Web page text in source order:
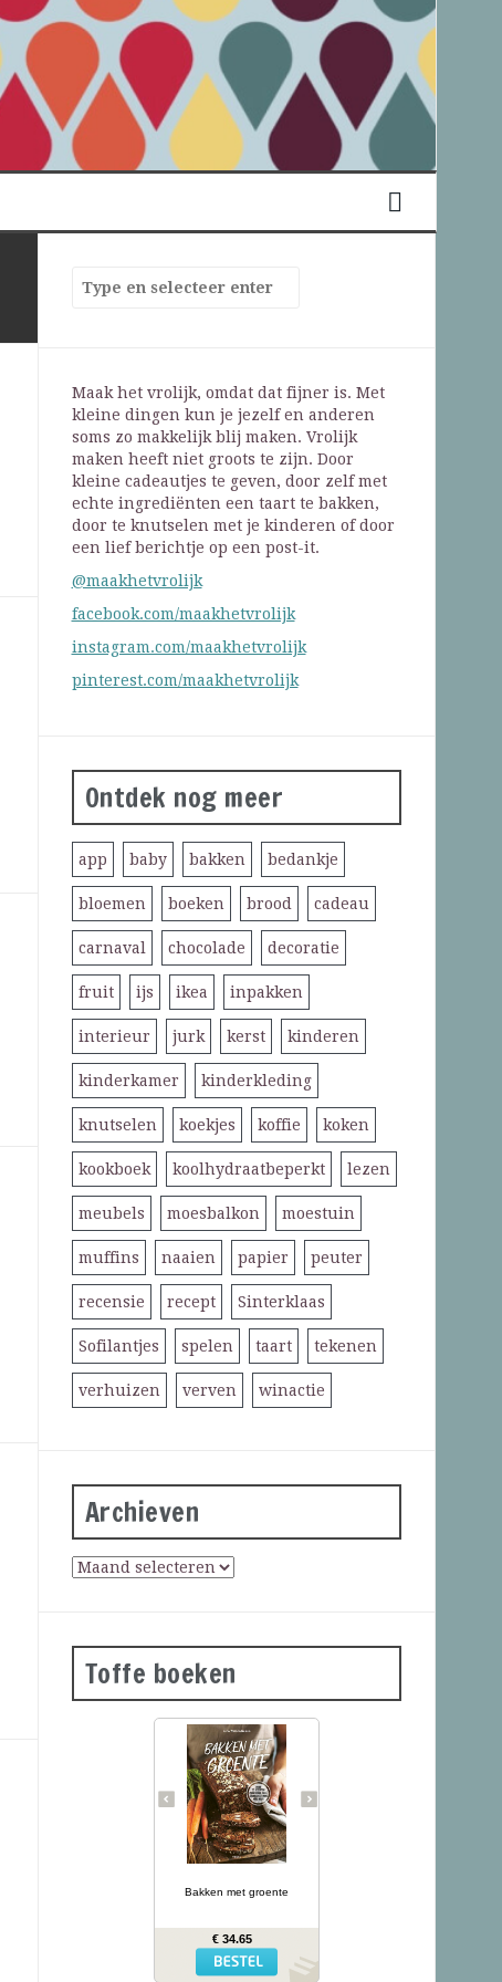
Maak het vrolijk, omdat dat fijner is. Met
kleine dingen kun je jezelf en anderen
soms zo makkelijk blij maken. Vrolijk
maken heeft niet groots te zijn. Door
kleine cadeautjes te geven, door zelf met
echte ingrediënten een taart te bakken,
door te knutselen met je kinderen of door
een lief berichtje op een post-it.
@maakhetvrolijk
facebook.com/maakhetvrolijk
instagram.com/maakhetvrolijk
pinterest.com/maakhetvrolijk
Ontdek nog meer
app baby bakken bedankje
bloemen boeken brood cadeau
carnaval chocolade decoratie
fruit ijs ikea inpakken
interieur jurk kerst kinderen
kinderkamer kinderkleding
knutselen koekjes koffie koken
kookboek koolhydraatbeperkt lezen
meubels moesbalkon moestuin
muffins naaien papier peuter
recensie recept Sinterklaas
Sofilantjes spelen taart tekenen
verhuizen verven winactie
Archieven
Toffe boeken
courgettebaguettes,
wortelbroodjes en
roggecrackers met
knolselderij: wanneer je
groente in het deeg doet,
krijg je mals en kleurrijk
brood dat ook nog eens
gezonder is dan gewoon
brood. In Bakken met
kookboekenauteur en
recepten (waarvan vele
glutenvrij) voor broden,
bolletjes, baguettes,
crackers en zoete
… lees meer
Bakken met groente
€ 34.65